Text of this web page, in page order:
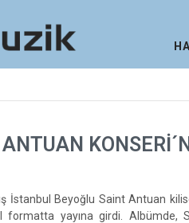
İstanbul Beyoğlu Saint Antuan
formatta yayına girdi. Albümde,